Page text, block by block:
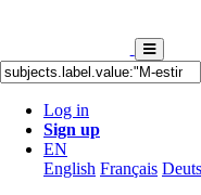
Log in
Sign up
EN
English Français